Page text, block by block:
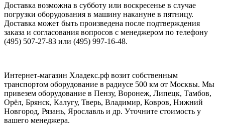
Доставка возможна в субботу или воскресенье в случае
погрузки оборудования в машину накануне в пятницу.
Доставка может быть произведена после подтверждения
заказа и согласования вопросов с менеджером по телефону
(495) 507-27-83 или (495) 997-16-48.
Интернет-магазин Хладекс.рф возит собственным
транспортом оборудование в радиусе 500 км от Москвы. Мы
привезем оборудование в Пензу, Воронеж, Липецк, Тамбов,
Орёл, Брянск, Калугу, Тверь, Владимир, Ковров, Нижний
Новгород, Рязань, Ярославль и др. Уточните стоимость у
вашего менеджера.